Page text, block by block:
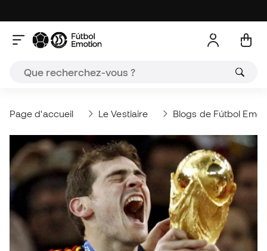
Page d'accueil Le Vestiaire Blogs de Fútbol